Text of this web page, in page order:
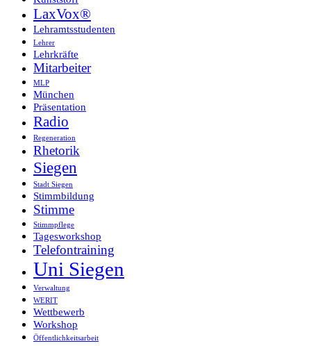
LaxVox®
Lehramtsstudenten
Lehrer
Lehrkräfte
Mitarbeiter
MLP
München
Präsentation
Radio
Regeneration
Rhetorik
Siegen
Stadt Siegen
Stimmbildung
Stimme
Stimmpflege
Tagesworkshop
Telefontraining
Uni Siegen
Verwaltung
WERIT
Wettbewerb
Workshop
Öffentlichkeitsarbeit